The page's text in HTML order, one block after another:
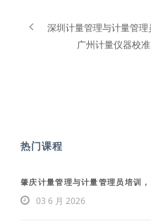
深圳计量管理与计量管
广州计量仪器校
热门课程
肇庆计量管理与计量管理员培训
03 6 月 2026